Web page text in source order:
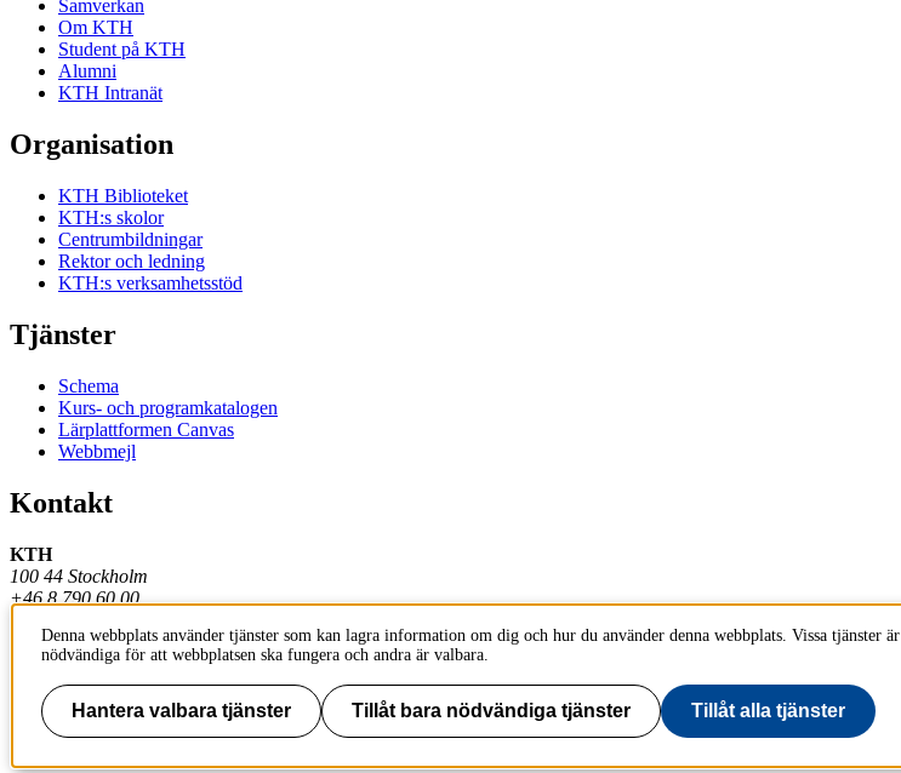
Samverkan
Om KTH
Student på KTH
Alumni
KTH Intranät
Organisation
KTH Biblioteket
KTH:s skolor
Centrumbildningar
Rektor och ledning
KTH:s verksamhetsstöd
Tjänster
Schema
Kurs- och programkatalogen
Lärplattformen Canvas
Webbmejl
Kontakt
KTH
100 44 Stockholm
+46 8 790 60 00
Kontakta KTH
Jobba på KTH
Press och media
Faktura och betalning KTH
Om KTH:s webbplatser
Denna webbplats använder tjänster som kan lagra information om dig och hur du använder denna webbplats. Vissa tjänster är
nödvändiga för att webbplatsen ska fungera och andra är valbara.
Hantera valbara tjänster Tillåt bara nödvändiga tjänster Tillåt alla tjänster